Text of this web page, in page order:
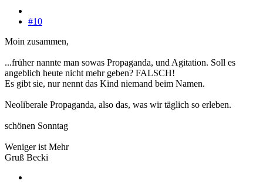
#10
Moin zusammen,
...früher nannte man sowas Propaganda, und Agitation. Soll es
angeblich heute nicht mehr geben? FALSCH!
Es gibt sie, nur nennt das Kind niemand beim Namen.
Neoliberale Propaganda, also das, was wir täglich so erleben.
schönen Sonntag
Weniger ist Mehr
Gruß Becki